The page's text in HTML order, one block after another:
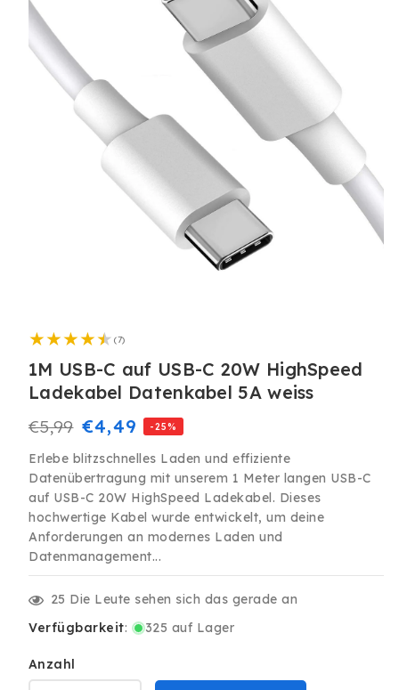
in
öffnen
(7)
insgesamt
1M USB-C auf USB-C 20W HighSpeed
Ladekabel Datenkabel 5A weiss
Normaler
Preis
€5,99 Verkaufspreis
€4,49 -25%
Erlebe blitzschnelles Laden und effiziente
Datenübertragung mit unserem 1 Meter langen USB-C
auf USB-C 20W HighSpeed Ladekabel. Dieses
hochwertige Kabel wurde entwickelt, um deine
Anforderungen an modernes Laden und
Datenmanagement...
25 Die Leute sehen sich das gerade an
Verfügbarkeit: 325 auf Lager
Anzahl